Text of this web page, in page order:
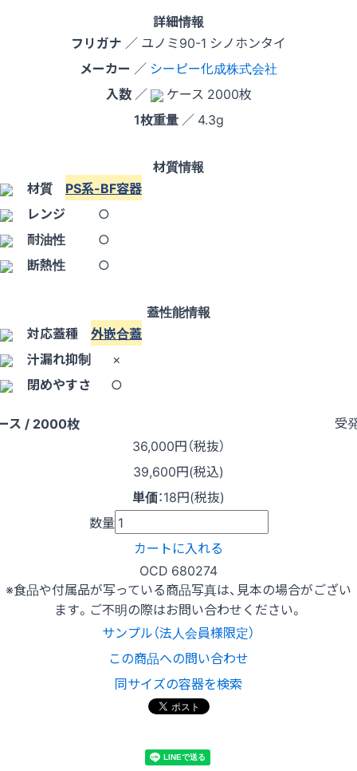
詳細情報
フリガナ ／ ユノミ90-1 シノホンタイ
メーカー ／ シーピー化成株式会社
入数／
ケース 2000枚
1枚重量／ 4.3g
材質情報
材質 PS系-BF容器
レンジ
○
耐油性
○
断熱性
○
蓋性能情報
対応蓋種 外嵌合蓋
汁漏れ抑制
×
閉めやすさ
○
ス / 2000枚
受
36,000円（税抜）
39,600円(税込)
単価：18円(税抜)
数量
カートに入れる
OCD 680274
※食品や付属品が写っている商品写真は、見本の場合がござい
ます。ご不明の際はお問い合わせください。
サンプル（法人会員様限定）
この商品への問い合わせ
同サイズの容器を検索